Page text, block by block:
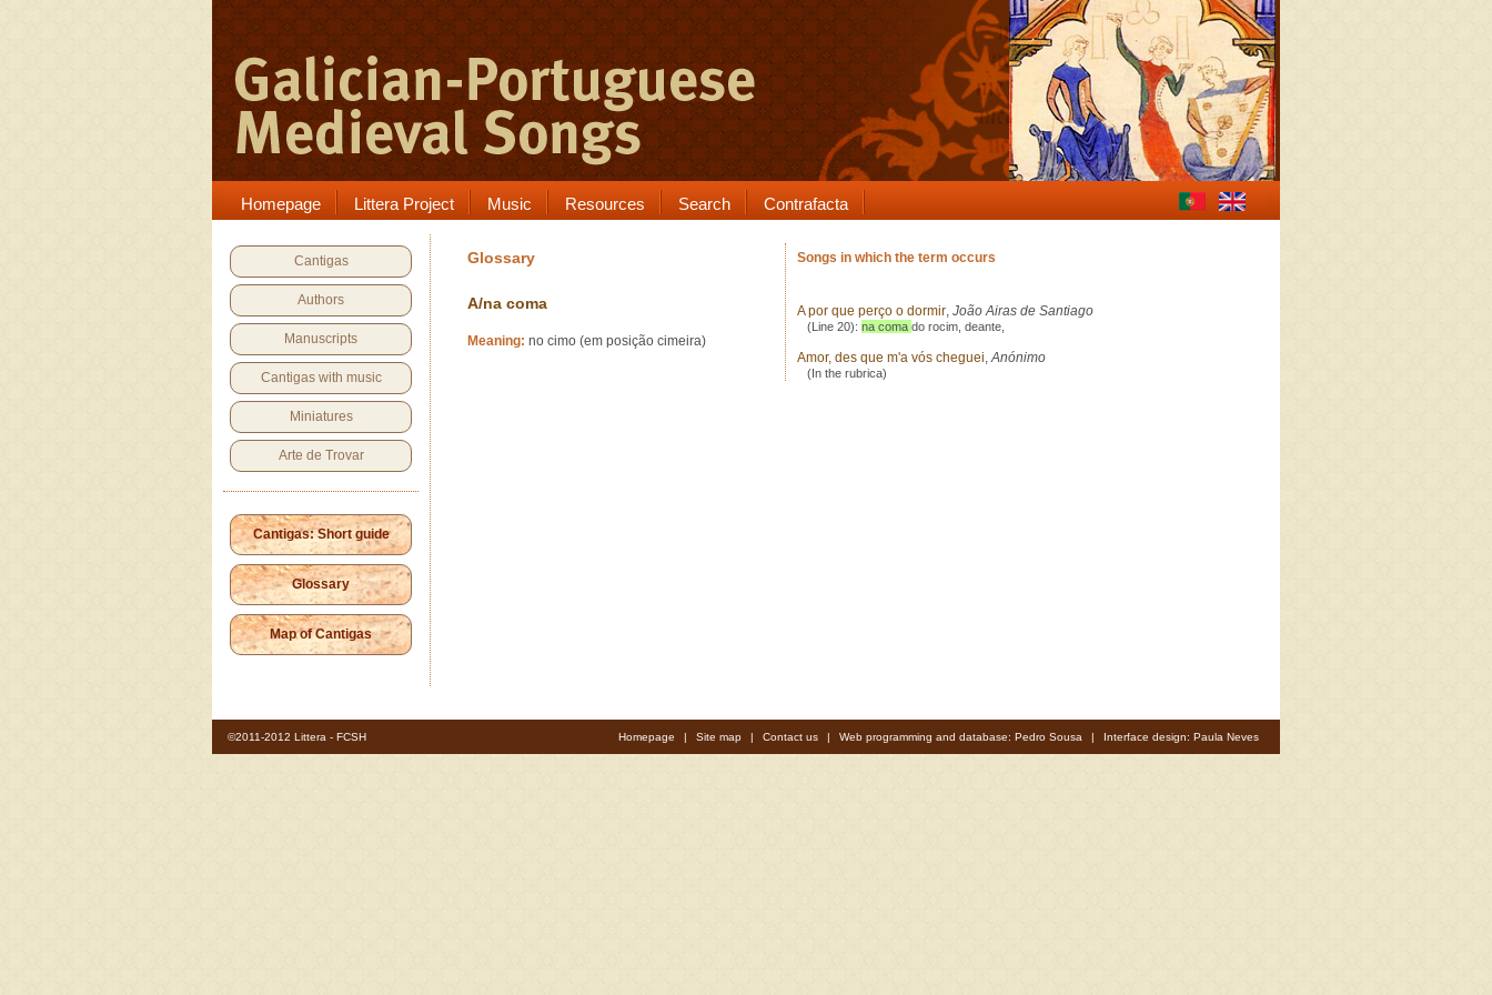
Homepage Littera Project Music Resources Search Contrafacta
Cantigas
Authors
Manuscripts
Cantigas with music
Miniatures
Arte de Trovar
Cantigas: Short guide
Glossary
Map of Cantigas
Glossary
A/na coma
Meaning: no cimo (em posição cimeira)
Songs in which the term occurs
A por que perço o dormir, João Airas de Santiago
(Line 20): na coma do rocim, deante,
Amor, des que m'a vós cheguei,Anónimo
(In the rubrica)
©2011-2012 Littera - FCSH Homepage | Site map | Contact us | Web programming and database: Pedro Sousa | Interface design: Paula Neves